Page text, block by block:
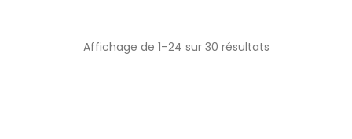
Affichage de 1–24 sur 30 résultats